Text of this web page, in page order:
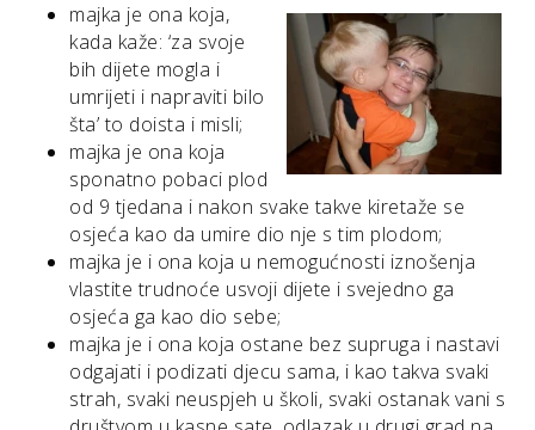
majka je ona koja,
kada kaže: ‘za svoje
bih dijete mogla i
umrijeti i napraviti bilo
šta’ to doista i misli;
majka je ona koja
sponatno pobaci plod
od 9 tjedana i nakon svake takve kiretaže se
osjeća kao da umire dio nje s tim plodom;
majka je i ona koja u nemogućnosti iznošenja
vlastite trudnoće usvoji dijete i svejedno ga
osjeća ga kao dio sebe;
majka je i ona koja ostane bez supruga i nastavi
odgajati i podizati djecu sama, i kao takva svaki
strah, svaki neuspjeh u školi, svaki ostanak vani s